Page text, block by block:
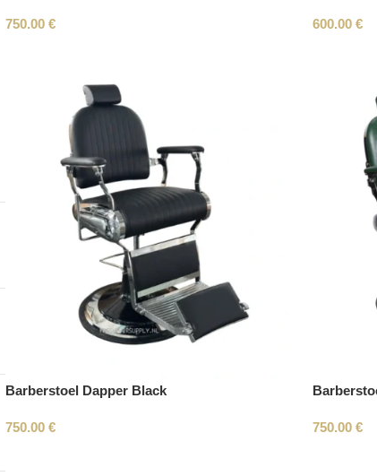
750.00 € 600.00 €
Barberstoel Dapper Black
750.00 € 750.00 €